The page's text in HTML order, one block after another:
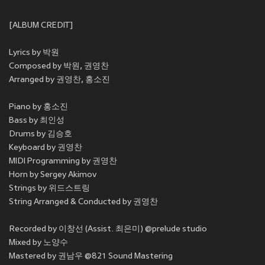
[ALBUM CREDIT]
Lyrics by 박원
Composed by 박원, 권영찬
Arranged by 권영찬, 홍소진
Piano by 홍소진
Bass by 최인성
Drums by 김승호
Keyboard by 권영찬
MIDI Programming by 권영찬
Horn by Sergey Akimov
Strings by 위드스트링
String Arranged & Conducted by 권영찬
Recorded by 이창선 (Assist. 최은미) @prelude studio
Mixed by 노양수
Mastered by 권남우 @821 Sound Mastering